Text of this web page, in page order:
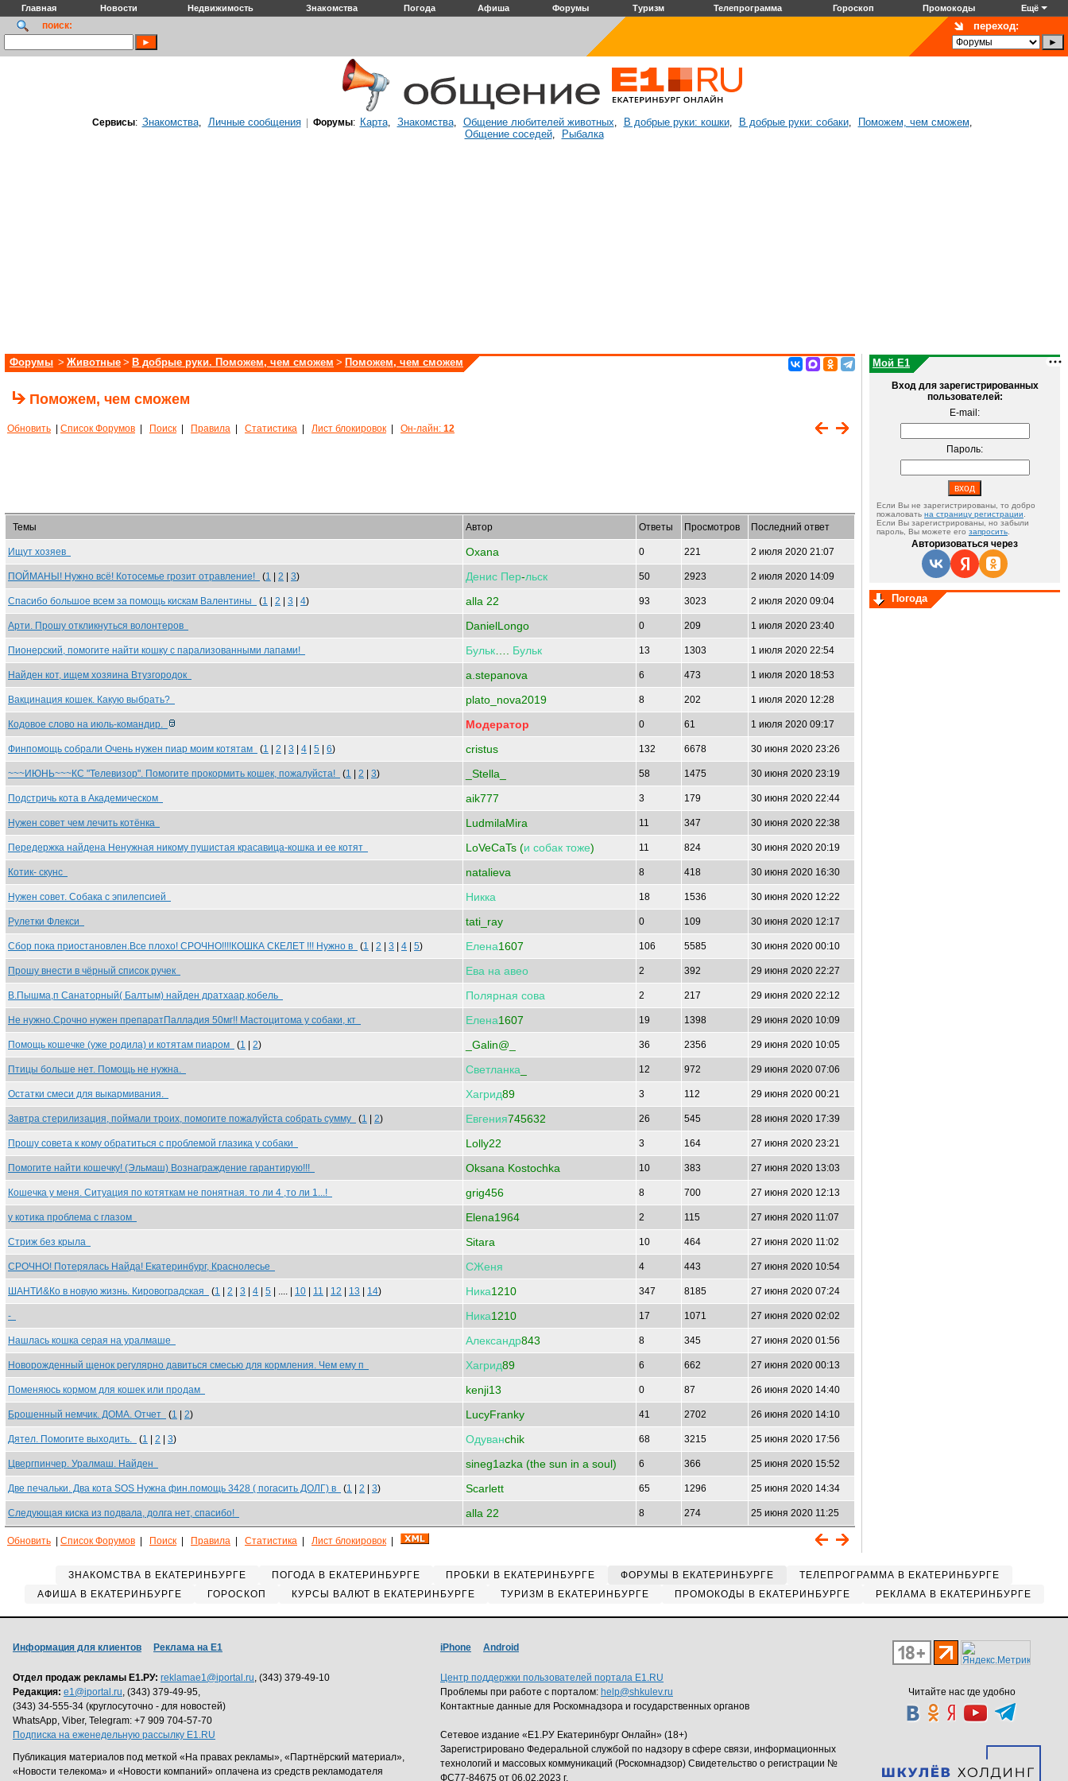
Главная Новости Недвижимость Знакомства Погода Афиша Форумы Туризм Телепрограмма Гороскоп Промокоды Ещё
поиск: переход:
Сервисы: Знакомства, Личные сообщения| Форумы: Карта, Знакомства, Общение любителей животных, В добрые руки: кошки, В добрые руки: собаки, Поможем, чем сможем,
Общение соседей, Рыбалка
Форумы > Животные > В добрые руки. Поможем, чем сможем > Поможем, чем сможем
Поможем, чем сможем
Обновить Список Форумов Поиск Правила Статистика Лист блокировок Он-лайн: 12
Темы Автор Ответы Просмотров Последний ответ
Ищут хозяев Oxana 0 221 2 июля 2020 21:07
ПОЙМАНЫ! Нужно всё! Котосемье грозит отравление! (1 2 3) Денис Пер-льск 50 2923 2 июля 2020 14:09
Спасибо большое всем за помощь кискам Валентины (1 2 3 4) alla 22 93 3023 2 июля 2020 09:04
Арти. Прошу откликнуться волонтеров DanielLongo 0 209 1 июля 2020 23:40
Пионерский, помогите найти кошку с парализованными лапами! Бульк Бульк 13 1303 1 июля 2020 22:54
Найден кот, ищем хозяина Втузгородок a.stepanova 6 473 1 июля 2020 18:53
Вакцинация кошек. Какую выбрать? plato_nova2019 8 202 1 июля 2020 12:28
Кодовое слово на июль-командир. Модератор 0 61 1 июля 2020 09:17
Финпомощь собрали Очень нужен пиар моим котятам (1 2 3 4 5 6) cristus 132 6678 30 июня 2020 23:26
~~~ИЮНЬ~~~КС "Телевизор". Помогите прокормить кошек, пожалуйста! (1 2 3) _Stella_ 58 1475 30 июня 2020 23:19
Подстричь кота в Академическом aik777 3 179 30 июня 2020 22:44
Нужен совет чем лечить котёнка LudmilaMira 11 347 30 июня 2020 22:38
Передержка найдена Ненужная никому пушистая красавица-кошка и ее котят LoVeCaTs (и собак тоже) 11 824 30 июня 2020 20:19
Котик- скунс natalieva 8 418 30 июня 2020 16:30
Нужен совет. Собака с эпилепсией Никка 18 1536 30 июня 2020 12:22
Рулетки Флекси tati_ray 0 109 30 июня 2020 12:17
Сбор пока приостановлен.Все плохо! СРОЧНО!!!!КОШКА СКЕЛЕТ !!! Нужно в (1 2 3 4 5) Елена1607 106 5585 30 июня 2020 00:10
Прошу внести в чёрный список ручек Ева на авео 2 392 29 июня 2020 22:27
В.Пышма,п Санаторный( Балтым) найден дратхаар,кобель Полярная сова 2 217 29 июня 2020 22:12
Не нужно.Срочно нужен препаратПалладия 50мг!! Мастоцитома у собаки, кт Елена1607 19 1398 29 июня 2020 10:09
Помощь кошечке (уже родила) и котятам пиаром (1 2) _Galin@_ 36 2356 29 июня 2020 10:05
Птицы больше нет. Помощь не нужна. Светланка 12 972 29 июня 2020 07:06
Остатки смеси для выкармивания. Хагрид89 3 112 29 июня 2020 00:21
Завтра стерилизация, поймали троих, помогите пожалуйста собрать сумму (1 2) Евгения745632 26 545 28 июня 2020 17:39
Прошу совета к кому обратиться с проблемой глазика у собаки Lolly22 3 164 27 июня 2020 23:21
Помогите найти кошечку! (Эльмаш) Вознаграждение гарантирую!!! Oksana Kostochka 10 383 27 июня 2020 13:03
Кошечка у меня. Ситуация по котяткам не понятная. то ли 4 ,то ли 1...! grig456 8 700 27 июня 2020 12:13
у котика проблема с глазом Elena1964 2 115 27 июня 2020 11:07
Стриж без крыла Sitara 10 464 27 июня 2020 11:02
СРОЧНО! Потерялась Найда! Екатеринбург, Краснолесье СЖеня 4 443 27 июня 2020 10:54
ШАНТИ&Ко в новую жизнь. Кировоградская (1 2 3 4 5 | .... | 10 11 12 13 14) Ника1210 347 8185 27 июня 2020 07:24
- Ника1210 17 1071 27 июня 2020 02:02
Нашлась кошка серая на уралмаше Александр843 8 345 27 июня 2020 01:56
Новорожденный щенок регулярно давиться смесью для кормления. Чем ему п Хагрид89 6 662 27 июня 2020 00:13
Поменяюсь кормом для кошек или продам kenji13 0 87 26 июня 2020 14:40
Брошенный немчик. ДОМА. Отчет (1 2) LucyFranky 41 2702 26 июня 2020 14:10
Дятел. Помогите выходить. (1 2 3) Одуванchik 68 3215 25 июня 2020 17:56
Цвергпинчер. Уралмаш. Найден sineg1azka (the sun in a soul) 6 366 25 июня 2020 15:52
Две печальки. Два кота SOS Нужна фин.помощь 3428 ( погасить ДОЛГ) в (1 2 3) Scarlett 65 1296 25 июня 2020 14:34
Следующая киска из подвала, долга нет, спасибо! alla 22 8 274 25 июня 2020 11:25
Обновить Список Форумов Поиск Правила Статистика Лист блокировок
Мой E1
Вход для зарегистрированных
пользователей:
E-mail:
Пароль:
Если Вы не зарегистрированы, то добро
пожаловать на страницу регистрации
Если Вы зарегистрированы, но забыли
пароль, Вы можете его запросить
Авторизоваться через
Погода
ЗНАКОМСТВА В ЕКАТЕРИНБУРГЕ ПОГОДА В ЕКАТЕРИНБУРГЕ ПРОБКИ В ЕКАТЕРИНБУРГЕ ФОРУМЫ В ЕКАТЕРИНБУРГЕ
ТЕЛЕПРОГРАММА В ЕКАТЕРИНБУРГЕ
АФИША В ЕКАТЕРИНБУРГЕ
ГОРОСКОП КУРСЫ ВАЛЮТ В ЕКАТЕРИНБУРГЕ ТУРИЗМ В ЕКАТЕРИНБУРГЕ ПРОМОКОДЫ В ЕКАТЕРИНБУРГЕ РЕКЛАМА В ЕКАТЕРИНБУРГЕ
Читайте нас где удобно
Информация для клиентов Реклама на Е1
Отдел продаж рекламы Е1.РУ: reklamae1@iportal.ru, (343) 379-49-10
Редакция: e1@iportal.ru, (343) 379-49-95,
(343) 34-555-34 (круглосуточно - для новостей)
WhatsApp, Viber, Telegram: +7 909 704-57-70
Подписка на еженедельную рассылку E1.RU
Публикация материалов под меткой «На правах рекламы», «Партнёрский материал»,
«Новости телекома» и «Новости компаний» оплачена из средств рекламодателя
iPhone Android
Центр поддержки пользователей портала E1.RU
Проблемы при работе с порталом: help@shkulev.ru
Контактные данные для Роскомнадзора и государственных органов
Сетевое издание «Е1.РУ Екатеринбург Онлайн» (18+)
Зарегистрировано Федеральной службой по надзору в сфере связи, информационных
технологий и массовых коммуникаций (Роскомнадзор) Свидетельство о регистрации №
ФС77-84675 от 06.02.2023 г.